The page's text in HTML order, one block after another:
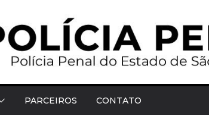
PARCEIROS CONTATO